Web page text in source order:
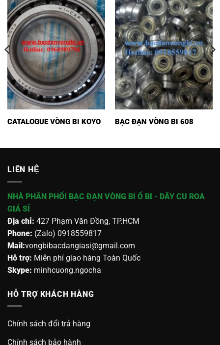
CATALOGUE VÒNG BI KOYO BẠC ĐẠN VÒNG BI 608
LIÊN HỆ
NHÀ PHÂN PHỐI BẠC ĐẠN VÒNG BI Ổ BI - DÂY CU ROA
GIÁ SỈ
Địa chỉ: 427 Phạm Văn Đồng, TP.HCM
Phone: (Zalo) 0918559817
Mail:vongbibacdangiasi@gmail.com
Hỗ trợ: Miễn phí giao hàng Toàn Quốc
Skype: minhcuong.ngocha
HỖ TRỢ KHÁCH HÀNG
Chính sách đổi trả hàng
Chính sách bảo hành